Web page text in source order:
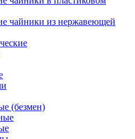
чайники из нержавеющей
(безмен)